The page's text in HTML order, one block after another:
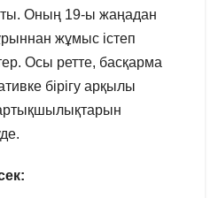
Оның 19-ы жаңадан
жұмыс істеп
Осы ретте, басқарма
бірігу арқылы